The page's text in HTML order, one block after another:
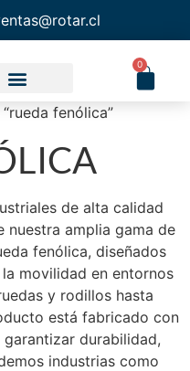
0
fenólica”
de alta calidad
nuestra amplia gama de
fenólica, diseñados
movilidad en entornos
y rodillos hasta
está fabricado con
durabilidad,
industrias como